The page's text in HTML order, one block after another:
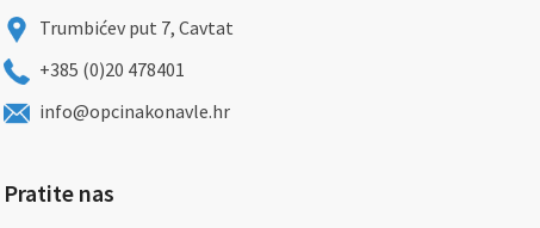
Trumbićev put 7, Cavtat
+385 (0)20 478401
info@opcinakonavle.hr
Pratite nas